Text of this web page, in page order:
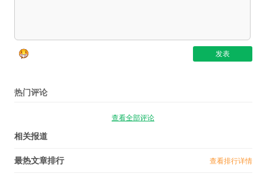
热门评论
查看全部评论
相关报道
最热文章排行 查看排行详情